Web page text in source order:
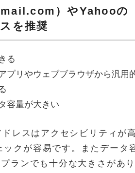
）やYahooの
を推奨
る
プリやウェブブラウザから汎用
容量が大きい
レスはアクセシビリティが
ックが容易です。またデータ
ランでも十分な大きさがあ